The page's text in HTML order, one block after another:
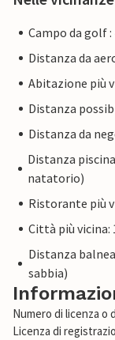
Campo da golf :
Distanza da
Abitazione più
Distanza
Distanza da
Distanza
natatorio)
Ristorante più
Città più vicina:
Distanza
sabbia)
Numero di licenza o
Licenza di